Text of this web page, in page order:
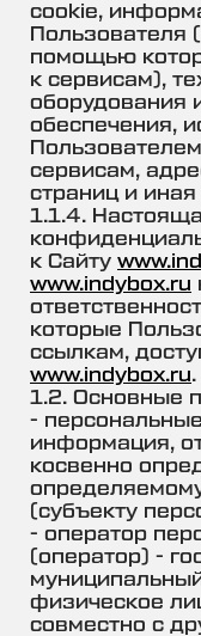
cookie,
Пользователя
помощью
к сервисам),
оборудования
обеспечения,
сервисам,
страниц и
1.1.4.
к Сайту
www.indybox.ru
которые
ссылкам,
www.indybox.ru.
1.2. Основные
-
информация,
косвенно
(субъекту
- оператор
(оператор) -
физическое
совместно с